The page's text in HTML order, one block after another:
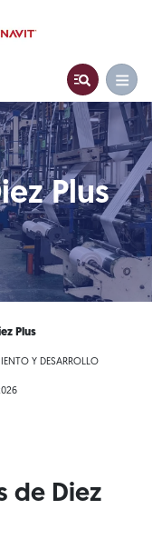
Plus
Plus
Y DESARROLLO
de Diez